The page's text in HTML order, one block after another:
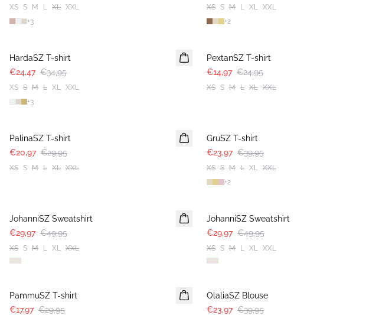
XS S M L XL XXL
+3
XS S M L XL XXL
+2
HardaSZ T-shirt
€24,47 €34,95
XS S M L XL XXL
+3
PextanSZ T-shirt
€14,97 €24,95
XS S M L XL XXL
PalinaSZ T-shirt
€20,97 €29,95
XS S M L XL XXL
GruSZ T-shirt
€23,97 €39,95
XS S M L XL XXL
+2
JohanniSZ Sweatshirt
€29,97 €49,95
XS S M L XL XXL
JohanniSZ Sweatshirt
€29,97 €49,95
XS S M L XL XXL
PammuSZ T-shirt
€17,97 €29,95
OlaliaSZ Blouse
€23,97 €39,95